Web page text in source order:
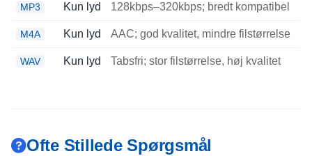
MP3 Kun lyd 128kbps–320kbps; bredt kompatibel
M4A Kun lyd AAC; god kvalitet, mindre filstørrelse
WAV Kun lyd Tabsfri; stor filstørrelse, høj kvalitet
Ofte Stillede Spørgsmål